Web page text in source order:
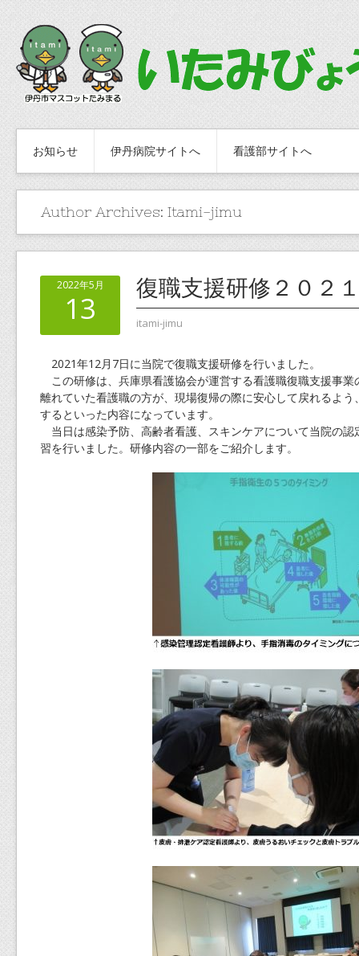
お知らせ 伊丹病院サイトへ 看護部サイトへ
Author Archives: Itami-jimu
2022年5月
13
復職支援研修２０２
itami-jimu
2021年12月7日に当院で復職支援研修を行いました。
この研修は、兵庫県看護協会が運営する看護職復職支援事業
離れていた看護職の方が、現場復帰の際に安心して戻れるよ
するといった内容になっています。
当日は感染予防、高齢者看護、スキンケアについて当院の認
習を行いました。研修内容の一部をご紹介します。